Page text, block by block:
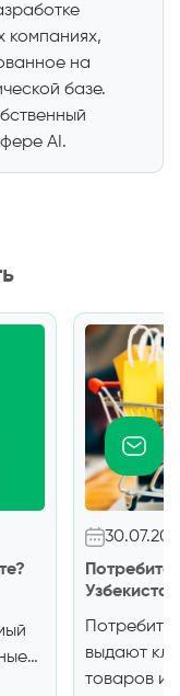
компаниях,
на
базе.
AI.
выдают
товаров и